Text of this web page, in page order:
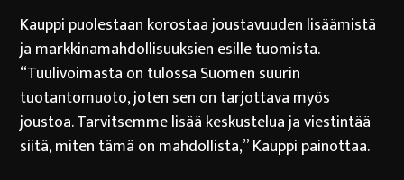
Kauppi puolestaan korostaa joustavuuden lisäämistä
ja markkinamahdollisuuksien esille tuomista.
“Tuulivoimasta on tulossa Suomen suurin
tuotantomuoto, joten sen on tarjottava myös
joustoa. Tarvitsemme lisää keskustelua ja viestintää
siitä, miten tämä on mahdollista,” Kauppi painottaa.